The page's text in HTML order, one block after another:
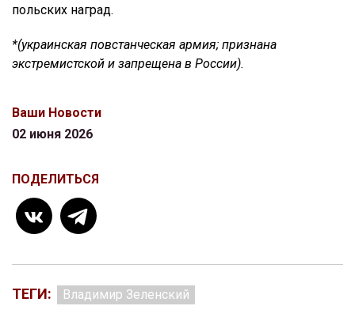
польских наград.
*(украинская повстанческая армия; признана
экстремистской и запрещена в России).
Ваши Новости
02 июня 2026
ПОДЕЛИТЬСЯ
ТЕГИ: Владимир Зеленский